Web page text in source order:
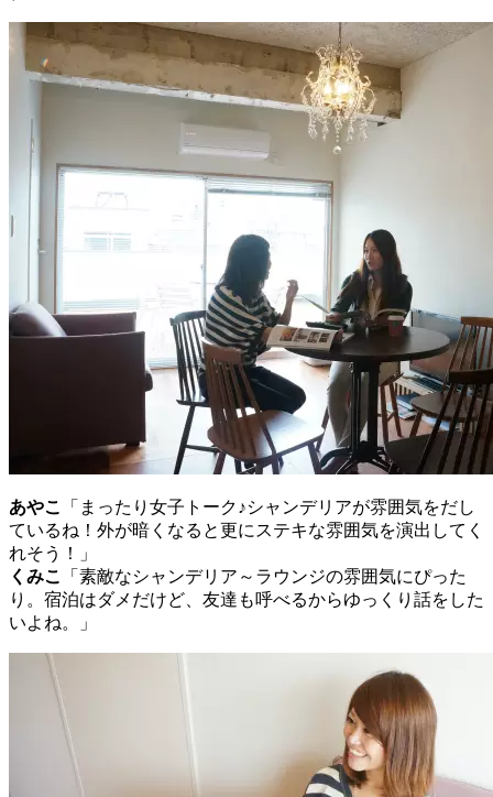
あやこ
「まったり女子トーク♪シャンデリアが雰囲気をだし
ているね！外が暗くなると更にステキな雰囲気を演出してく
れそう！」
くみこ
「素敵なシャンデリア～ラウンジの雰囲気にぴった
り。宿泊はダメだけど、友達も呼べるからゆっくり話をした
いよね。」